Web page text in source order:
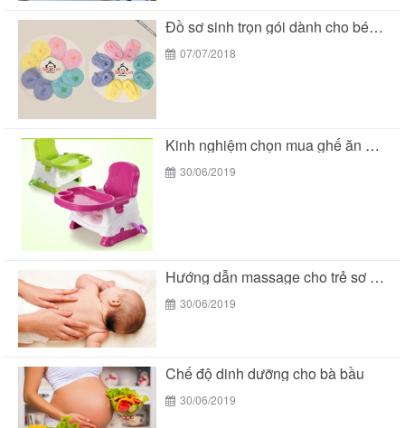
Đồ sơ sinh trọn gói dành cho bé yêu...
07/07/2018
Kinh nghiệm chọn mua ghế ăn dặm cho bé
30/06/2019
Hướng dẫn massage cho trẻ sơ sinh
30/06/2019
Chế độ dinh dưỡng cho bà bầu
30/06/2019